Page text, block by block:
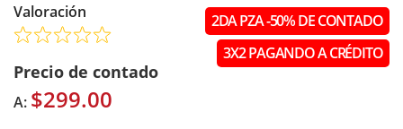
Valoración
Precio de contado
A: $299.00
2DA PZA -50% DE CONTADO
3X2 PAGANDO A CRÉDITO